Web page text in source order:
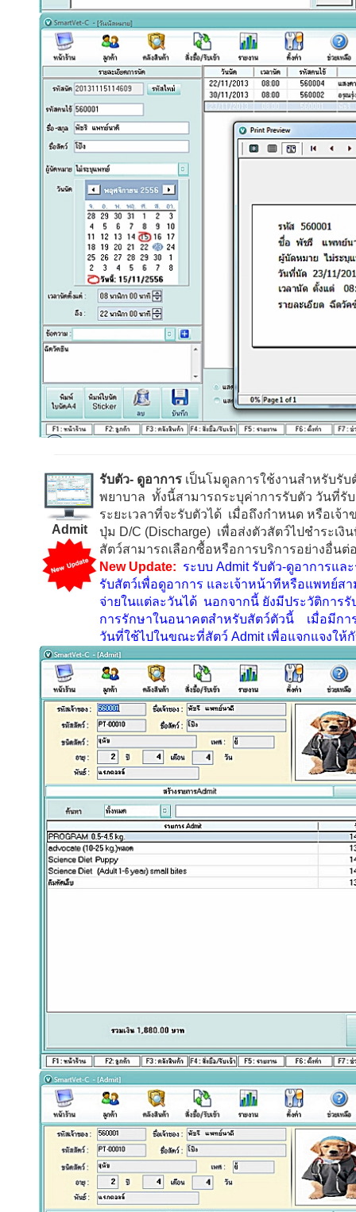
Admit
รับตัว- ดูอาการ เป็นโมดูลการใช้งานสำหรับรั
พยาบาล ทั้งนี้สามารถระบุค่าการรับตัว วันที่
ระยะเวลาที่จะรับตัวได้ เมื่อถึงกำหนด หรือเจ้
ปุ่ม D/C (Discharge) เพื่อส่งตัวสัตว์ไปชำระเงิ
สัตว์สามารถเลือกซื้อหรือการบริการอย่างอื่น
New Update: ระบบ Admit รับตัว-ดูอาการแล
รับสัตว์เพื่อดูอาการ และเจ้าหน้าทีหรือแพทย์ส
จ่ายในแต่ละวันได้ นอกจากนี้ ยังมีประวัติการรั
การรักษาในอนาคตสำหรับสัตว์ตัวนี้ เมื่อมีกา
วันที่ใช้ไปในขณะที่สัตว์ Admit เพื่อแจกแจงให้